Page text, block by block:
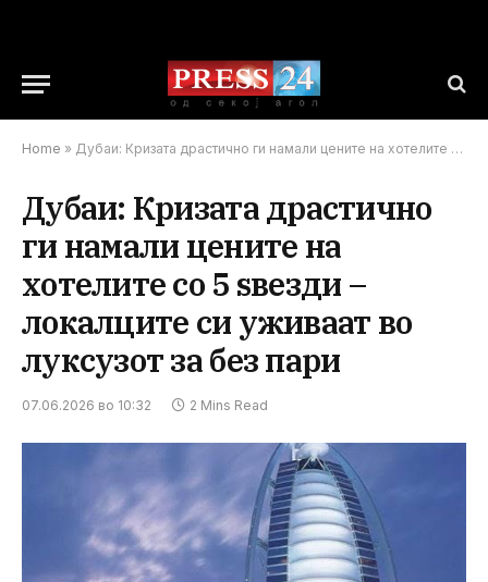
Home » Дубаи: Кризата драстично ги намали цените на хотелите со 5 ѕвезди – локалците си уживаат во луксузот за без пари
Дубаи: Кризата драстично
ги намали цените на
хотелите со 5 ѕвезди –
локалците си уживаат во
луксузот за без пари
07.06.2026 во 10:32 2 Mins Read